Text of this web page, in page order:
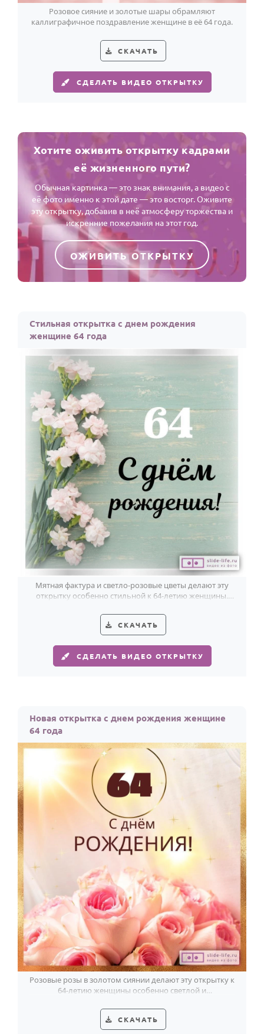
Розовое сияние и золотые шары обрамляют
каллиграфичное поздравление женщине в её 64 года.
СКАЧАТЬ
СДЕЛАТЬ ВИДЕО ОТКРЫТКУ
Хотите оживить открытку кадрами
её жизненного пути?
Обычная картинка — это знак внимания, а видео с
её фото именно к этой дате — это восторг. Оживите
эту открытку, добавив в неё атмосферу торжества и
искренние пожелания на этот год.
ОЖИВИТЬ ОТКРЫТКУ
Стильная открытка с днем рождения
женщине 64 года
Мятная фактура и светло-розовые цветы делают эту
открытку особенно стильной к 64-летию женщины.
СКАЧАТЬ
СДЕЛАТЬ ВИДЕО ОТКРЫТКУ
Новая открытка с днем рождения женщине
64 года
Розовые розы в золотом сиянии делают эту открытку к
64-летию женщины особенно светлой и
СКАЧАТЬ